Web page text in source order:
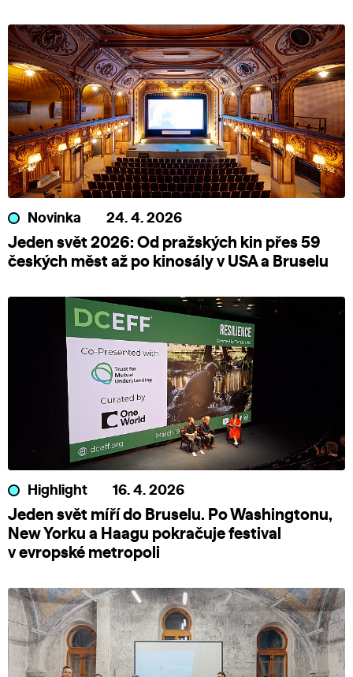
Novinka 24. 4. 2026
Jeden svět 2026: Od pražských kin přes 59
českých měst až po kinosály v USA a Bruselu
Highlight 16. 4. 2026
Jeden svět míří do Bruselu. Po Washingtonu,
New Yorku a Haagu pokračuje festival
v evropské metropoli